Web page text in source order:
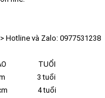
Hotline và Zalo: 0977531238
TUỔI
3 tuổi
4 tuổi